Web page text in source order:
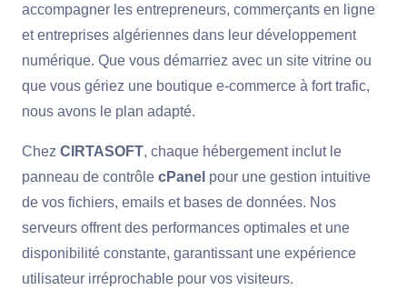
accompagner les entrepreneurs, commerçants en ligne
et entreprises algériennes dans leur développement
numérique. Que vous démarriez avec un site vitrine ou
que vous gériez une boutique e-commerce à fort trafic,
nous avons le plan adapté.
Chez CIRTASOFT, chaque hébergement inclut le
panneau de contrôle cPanel pour une gestion intuitive
de vos fichiers, emails et bases de données. Nos
serveurs offrent des performances optimales et une
disponibilité constante, garantissant une expérience
utilisateur irréprochable pour vos visiteurs.